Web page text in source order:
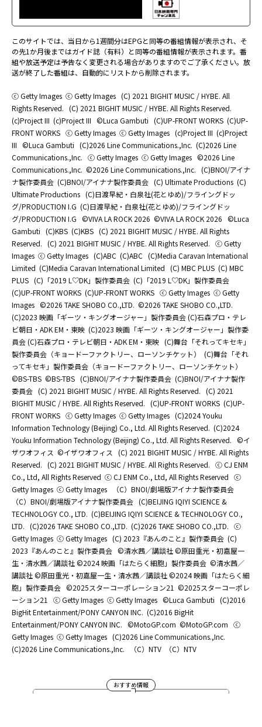
このサイトでは、当日から1週間分はEPGと同等の番組情報が表示され、そ
の先1か月後まではガイド誌（有料）と同等の番組情報が表示されます。番
組や放送予定は予告なく変更される場合がありますのでご了承ください。放
送が終了した番組は、自動的にリストから削除されます。
ⓒ Getty Images ⓒ Getty Images (C) 2021 BIGHIT MUSIC / HYBE. All
Rights Reserved. (C) 2021 BIGHIT MUSIC / HYBE. All Rights Reserved.
(c)Project III (c)Project III ©Luca Gambuti (C)UP-FRONT WORKS (C)UP-
FRONT WORKS ⓒ Getty Images ⓒ Getty Images (c)Project III (c)Project
III ©Luca Gambuti (C)2026 Line Communications.,Inc. (C)2026 Line
Communications.,Inc. ⓒ Getty Images ⓒ Getty Images ©2026 Line
Communications.,Inc. ©2026 Line Communications.,Inc. (C)BNOI/アイナ
ナ製作委員会 (C)BNOI/アイナナ製作委員会 (C) Ultimate Productions (C)
Ultimate Productions (C)日渡早紀・白泉社(花とゆめ)/フライングドッ
グ/PRODUCTION I.G (C)日渡早紀・白泉社(花とゆめ)/フライングドッ
グ/PRODUCTION I.G ©️VIVA LA ROCK 2026 ©️VIVA LA ROCK 2026 ©Luca
Gambuti (C)KBS (C)KBS (C) 2021 BIGHIT MUSIC / HYBE. All Rights
Reserved. (C) 2021 BIGHIT MUSIC / HYBE. All Rights Reserved. ⓒ Getty
Images ⓒ Getty Images (C)ABC (C)ABC (C)Media Caravan International
Limited (C)Media Caravan International Limited (C) MBC PLUS (C) MBC
PLUS (C)「2019 L♡DK」製作委員会 (C)「2019 L♡DK」製作委員会
(C)UP-FRONT WORKS (C)UP-FRONT WORKS ⓒ Getty Images ⓒ Getty
Images ©2026 TAKE SHOBO CO.,LTD. ©2026 TAKE SHOBO CO.,LTD.
(C)2023 映画「ギーツ・キングオージャー」製作委員会 (C)石森プロ・テレ
ビ朝日・ADK EM・東映 (C)2023 映画「ギーツ・キングオージャー」製作委
員会 (C)石森プロ・テレビ朝日・ADK EM・東映 (C)舞台「それってキセキ」
製作委員会（キョードーファクトリー、ローソンチケット）
(C)舞台「それ
ってキセキ」製作委員会（キョードーファクトリー、ローソンチケット）
©BS-TBS ©BS-TBS (C)BNOI/アイナナ製作委員会 (C)BNOI/アイナナ製作
委員会 (C) 2021 BIGHIT MUSIC / HYBE. All Rights Reserved. (C) 2021
BIGHIT MUSIC / HYBE. All Rights Reserved. (C)UP-FRONT WORKS (C)UP-
FRONT WORKS ⓒ Getty Images ⓒ Getty Images (C)2024 Youku
Information Technology (Beijing) Co., Ltd. All Rights Reserved. (C)2024
Youku Information Technology (Beijing) Co., Ltd. All Rights Reserved. ©イ
ザワオフィス ©イザワオフィス
(C) 2021 BIGHIT MUSIC / HYBE. All Rights
Reserved. (C) 2021 BIGHIT MUSIC / HYBE. All Rights Reserved. ⓒ CJ ENM
Co., Ltd, All Rights Reserved ⓒ CJ ENM Co., Ltd, All Rights Reserved ⓒ
Getty Images ⓒ Getty Images
（C）BNOI/劇場版アイナナ製作委員会
（C）BNOI/劇場版アイナナ製作委員会 (C)BEIJING IQIYI SCIENCE &
TECHNOLOGY CO., LTD. (C)BEIJING IQIYI SCIENCE & TECHNOLOGY CO.,
LTD. (C)2026 TAKE SHOBO CO.,LTD. (C)2026 TAKE SHOBO CO.,LTD. ⓒ
Getty Images ⓒ Getty Images (C) 2023『あんのこと』製作委員会 (C)
2023『あんのこと』製作委員会 ©清水茜／講談社 ©原田重光・初嘉屋一
生・清水茜／講談社 ©2024 映画「はたらく細胞」製作委員会 ©清水茜／
講談社 ©原田重光・初嘉屋一生・清水茜／講談社 ©2024 映画「はたらく細
胞」製作委員会 ©2025スターコーポレーション21 ©2025スターコーポレ
ーション21
ⓒ Getty Images ⓒ Getty Images ©Luca Gambuti (C)2016
BigHit Entertainment/PONY CANYON INC. (C)2016 BigHit
Entertainment/PONY CANYON INC. ©MotoGP.com ©MotoGP.com ⓒ
Getty Images ⓒ Getty Images (C)2026 Line Communications.,Inc.
(C)2026 Line Communications.,Inc.
（C）NTV （C）NTV
おすすめ情報